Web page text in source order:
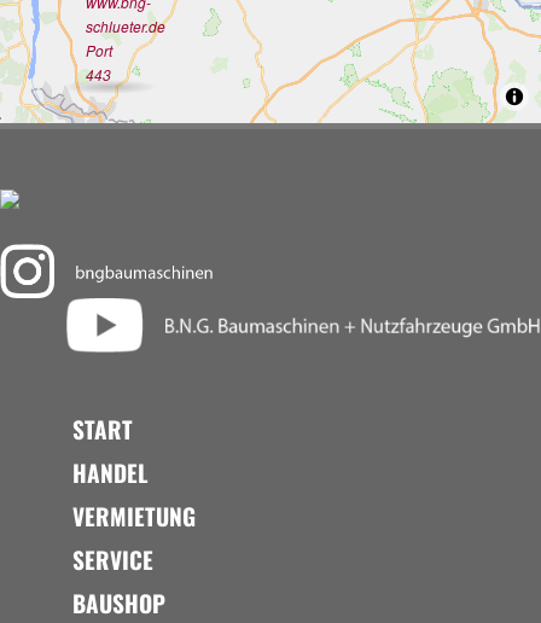
schlueter.de
Port
443
START
HANDEL
VERMIETUNG
SERVICE
BAUSHOP